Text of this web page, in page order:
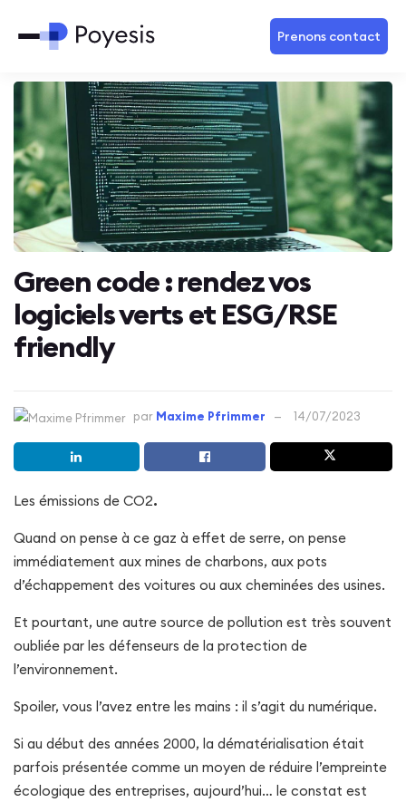
Prenons contact
Green code : rendez vos
logiciels verts et ESG/RSE
friendly
par Maxime Pfrimmer 14/07/2023
Les émissions de CO2.
Quand on pense à ce gaz à effet de serre, on pense
immédiatement aux mines de charbons, aux pots
d’échappement des voitures ou aux cheminées des usines.
Et pourtant, une autre source de pollution est très souvent
oubliée par les défenseurs de la protection de
l’environnement.
Spoiler, vous l’avez entre les mains : il s’agit du numérique.
Si au début des années 2000, la dématérialisation était
parfois présentée comme un moyen de réduire l’empreinte
écologique des entreprises, aujourd’hui… le constat est